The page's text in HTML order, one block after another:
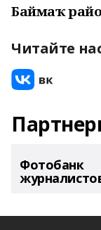
Баймаҡ
Читайте
Фотобанк